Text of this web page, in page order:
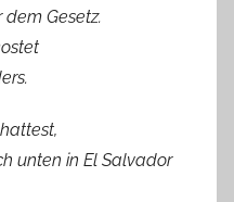
Gesetz.
unten in El Salvador